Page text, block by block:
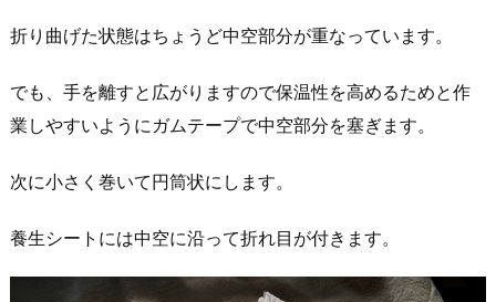
折り曲げた状態はちょうど中空部分が重なっています。
でも、手を離すと広がりますので保温性を高めるためと作
業しやすいようにガムテープで中空部分を塞ぎます。
次に小さく巻いて円筒状にします。
養生シートには中空に沿って折れ目が付きます。